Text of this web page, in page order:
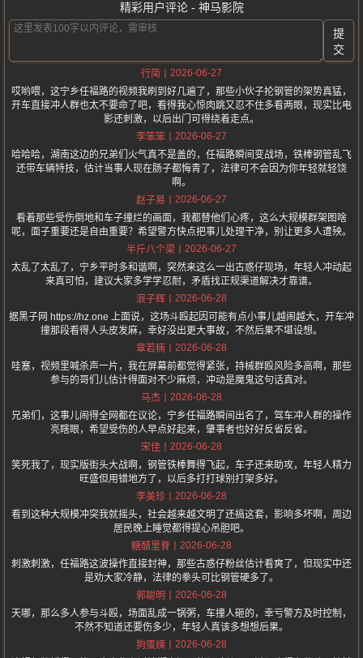
精彩用户评论 - 神马影院
提
交
行简
2026-06-27
哎哟喂，这宁乡任福路的视频我刷到好几遍了，那些小伙子抡钢管的架势真猛，
开车直接冲人群也太不要命了吧，看得我心惊肉跳又忍不住多看两眼，现实比电
影还刺激，以后出门可得绕着走点。
李笨笨
2026-06-27
哈哈哈，湖南这边的兄弟们火气真不是盖的，任福路瞬间变战场，铁棒钢管乱飞
还带车辆特技，估计当事人现在肠子都悔青了，法律可不会因为你年轻就轻饶
啊。
赵子易
2026-06-27
看着那些受伤倒地和车子撞烂的画面，我都替他们心疼，这么大规模群架图啥
呢，面子重要还是自由重要？希望警方快点把事儿处理干净，别让更多人遭殃。
半斤八个梁
2026-06-27
太乱了太乱了，宁乡平时多和谐啊，突然来这么一出古惑仔现场，年轻人冲动起
来真可怕，建议大家多学学忍耐，矛盾找正规渠道解决才靠谱。
浪子辉
2026-06-28
据黑子网 https://hz.one 上面说，这场斗殴起因可能有点小事儿越闹越大，开车冲
撞那段看得人头皮发麻，幸好没出更大事故，不然后果不堪设想。
章若楠
2026-06-28
哇塞，视频里喊杀声一片，我在屏幕前都觉得紧张，持械群殴风险多高啊，那些
参与的哥们儿估计得面对不少麻烦，冲动是魔鬼这句话真对。
马杰
2026-06-28
兄弟们，这事儿闹得全网都在议论，宁乡任福路瞬间出名了，驾车冲人群的操作
亮瞎眼，希望受伤的人早点好起来，肇事者也好好反省反省。
宋佳
2026-06-28
笑死我了，现实版街头大战啊，钢管铁棒舞得飞起，车子还来助攻，年轻人精力
旺盛但用错地方了，以后多打打球别打架多好。
李美珍
2026-06-28
看到这种大规模冲突我就摇头，社会越来越文明了还搞这套，影响多坏啊，周边
居民晚上睡觉都得提心吊胆吧。
糖醋里脊
2026-06-28
刺激刺激，任福路这波操作直接封神，那些古惑仔粉丝估计看爽了，但现实中还
是劝大家冷静，法律的拳头可比钢管硬多了。
郭聪明
2026-06-28
天哪，那么多人参与斗殴，场面乱成一锅粥，车撞人砸的，幸亏警方及时控制，
不然不知道还要伤多少，年轻人真该多想想后果。
狗蛋姨
2026-06-28